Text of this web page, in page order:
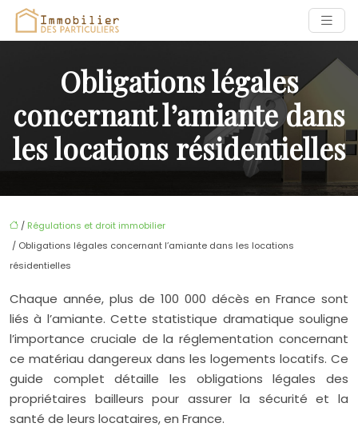
Obligations légales
concernant l’amiante dans
les locations résidentielles
/ Régulations et droit immobilier
/ Obligations légales concernant l’amiante dans les locations
résidentielles
Chaque année, plus de 100 000 décès en France sont
liés à l’amiante. Cette statistique dramatique souligne
l’importance cruciale de la réglementation concernant
ce matériau dangereux dans les logements locatifs. Ce
guide complet détaille les obligations légales des
propriétaires bailleurs pour assurer la sécurité et la
santé de leurs locataires, en France.